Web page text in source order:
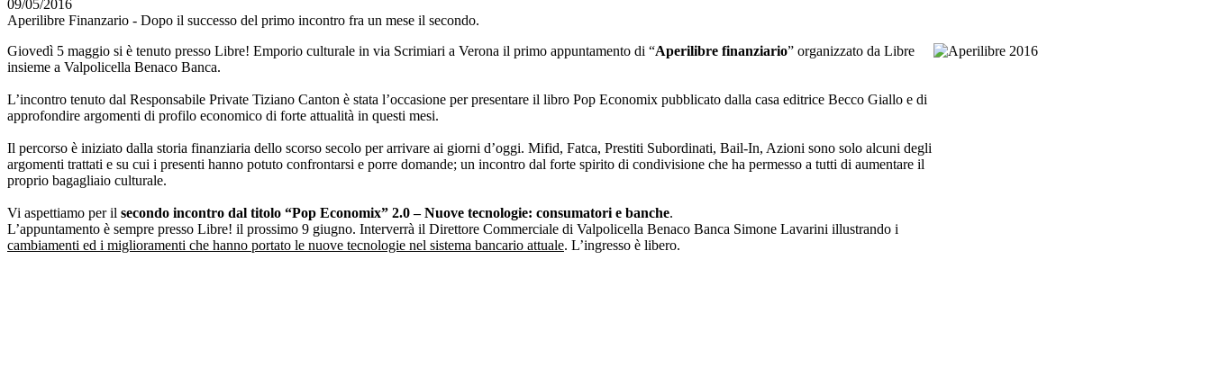
09/05/2016
Aperilibre Finanzario - Dopo il successo del primo incontro fra un mese il secondo.
Giovedì 5 maggio si è tenuto presso Libre! Emporio culturale in via Scrimiari a Verona il primo appuntamento di “Aperilibre finanziario” organizzato da Libre
insieme a Valpolicella Benaco Banca.
L’incontro tenuto dal Responsabile Private Tiziano Canton è stata l’occasione per presentare il libro Pop Economix pubblicato dalla casa editrice Becco Giallo e di
approfondire argomenti di profilo economico di forte attualità in questi mesi.
Il percorso è iniziato dalla storia finanziaria dello scorso secolo per arrivare ai giorni d’oggi. Mifid, Fatca, Prestiti Subordinati, Bail-In, Azioni sono solo alcuni degli
argomenti trattati e su cui i presenti hanno potuto confrontarsi e porre domande; un incontro dal forte spirito di condivisione che ha permesso a tutti di aumentare il
proprio bagagliaio culturale.
Vi aspettiamo per il secondo incontro dal titolo “Pop Economix” 2.0 – Nuove tecnologie: consumatori e banche.
L’appuntamento è sempre presso Libre! il prossimo 9 giugno. Interverrà il Direttore Commerciale di Valpolicella Benaco Banca Simone Lavarini illustrando i
cambiamenti ed i miglioramenti che hanno portato le nuove tecnologie nel sistema bancario attuale. L’ingresso è libero.